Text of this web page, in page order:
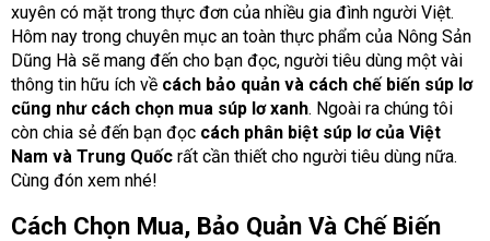
xuyên có mặt trong thực đơn của nhiều gia đình người Việt.
Hôm nay trong chuyên mục an toàn thực phẩm của Nông Sản
Dũng Hà sẽ mang đến cho bạn đọc, người tiêu dùng một vài
thông tin hữu ích về cách bảo quản và cách chế biến súp lơ
cũng như cách chọn mua súp lơ xanh. Ngoài ra chúng tôi
còn chia sẻ đến bạn đọc cách phân biệt súp lơ của Việt
Nam và Trung Quốc rất cần thiết cho người tiêu dùng nữa.
Cùng đón xem nhé!
Cách Chọn Mua, Bảo Quản Và Chế Biến